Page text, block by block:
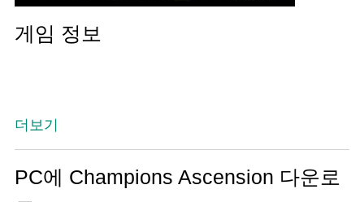
게임 정보
더보기
PC에 Champions Ascension 다운로